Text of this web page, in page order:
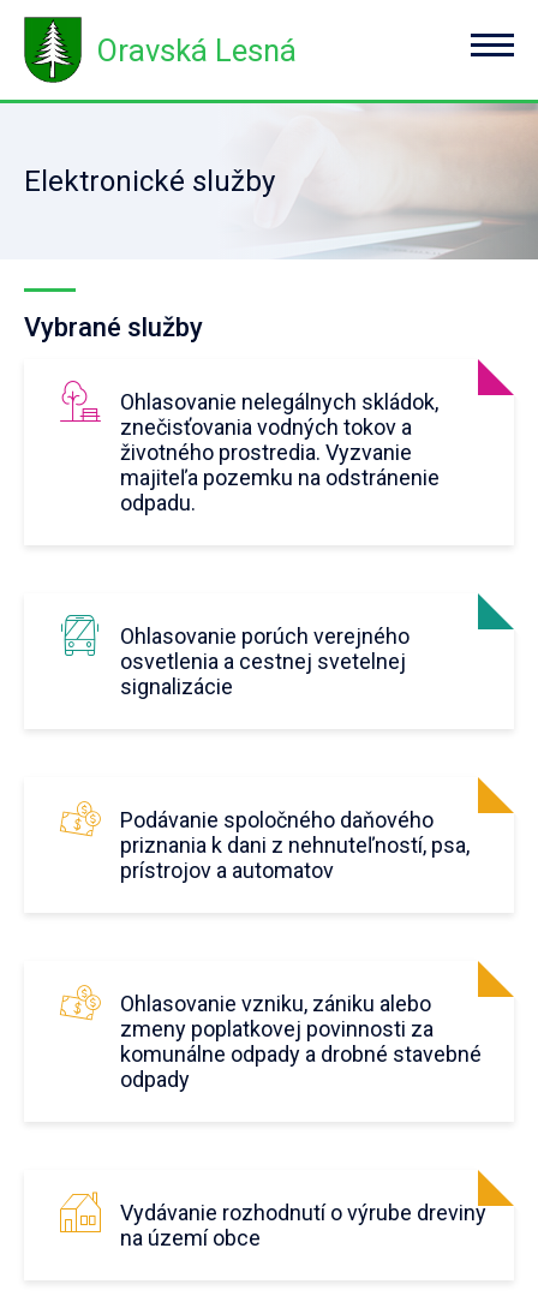
Oravská Lesná
Elektronické služby
Vybrané služby
Ohlasovanie nelegálnych skládok,
znečisťovania vodných tokov a
životného prostredia. Vyzvanie
majiteľa pozemku na odstránenie
odpadu.
Ohlasovanie porúch verejného
osvetlenia a cestnej svetelnej
signalizácie
Podávanie spoločného daňového
priznania k dani z nehnuteľností, psa,
prístrojov a automatov
Ohlasovanie vzniku, zániku alebo
zmeny poplatkovej povinnosti za
komunálne odpady a drobné stavebné
odpady
Vydávanie rozhodnutí o výrube dreviny
na území obce